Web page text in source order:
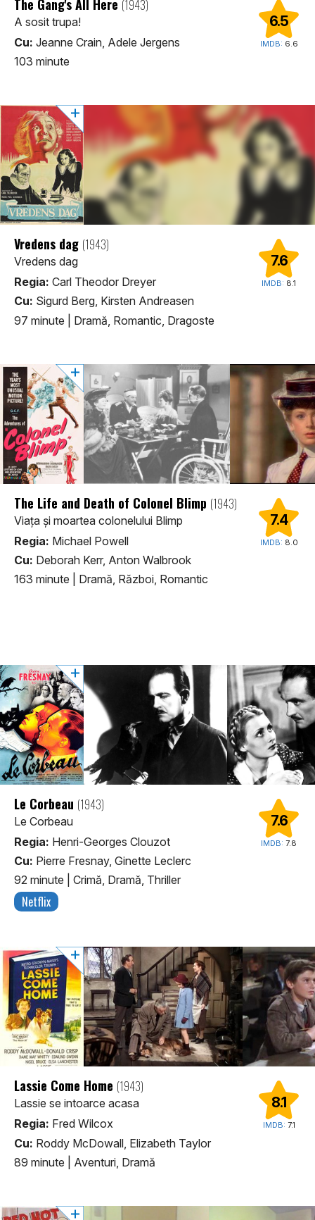
6.5
IMDB: 6.6
The Gang's All Here (1943)
A sosit trupa!
Cu: Jeanne Crain, Adele Jergens
103 minute
7.6
IMDB: 8.1
Vredens dag (1943)
Vredens dag
Regia: Carl Theodor Dreyer
Cu: Sigurd Berg, Kirsten Andreasen
97 minute
Dramă, Romantic, Dragoste
7.4
IMDB: 8.0
The Life and Death of Colonel Blimp (1943)
Viaţa şi moartea colonelului Blimp
Regia: Michael Powell
Cu: Deborah Kerr, Anton Walbrook
163 minute
Dramă, Război, Romantic
7.6
IMDB: 7.8
Le Corbeau (1943)
Le Corbeau
Regia: Henri-Georges Clouzot
Cu: Pierre Fresnay, Ginette Leclerc
92 minute
Crimă, Dramă, Thriller
Netflix
8.1
IMDB: 7.1
Lassie Come Home (1943)
Lassie se intoarce acasa
Regia: Fred Wilcox
Cu: Roddy McDowall, Elizabeth Taylor
89 minute
Aventuri, Dramă